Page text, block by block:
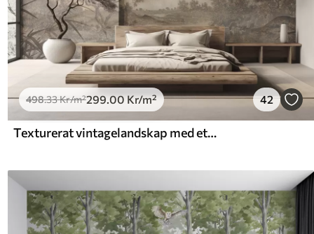
498.33Kr/m²299.00Kr/m² 42
Texturerat vintagelandskap med ett träd nära en flod och en molnig himmel, naturkonst i sepiatoner